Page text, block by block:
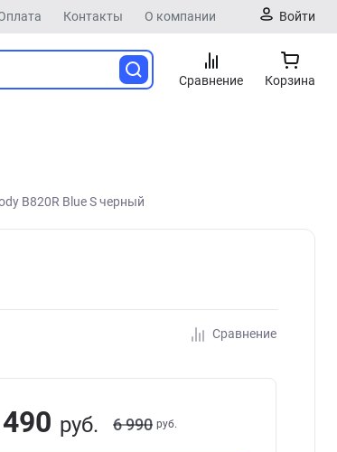
Контакты О компании Войти
Сравнение Корзина
B820R Blue S черный
Сравнение
руб. 6 990 руб.